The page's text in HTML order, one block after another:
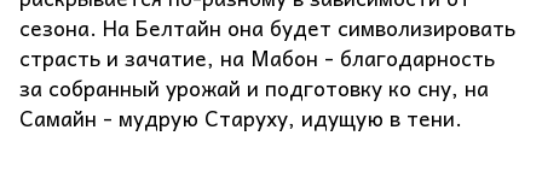
сезона. На Белтайн она будет символизировать
страсть и зачатие, на Мабон - благодарность
за собранный урожай и подготовку ко сну, на
Самайн - мудрую Старуху, идущую в тени.